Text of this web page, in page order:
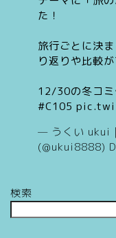
た！
旅行ごとに決
り返りや比較
12/30の冬コミ
#C105
— うくい ukui
(@ukui8888)
検索